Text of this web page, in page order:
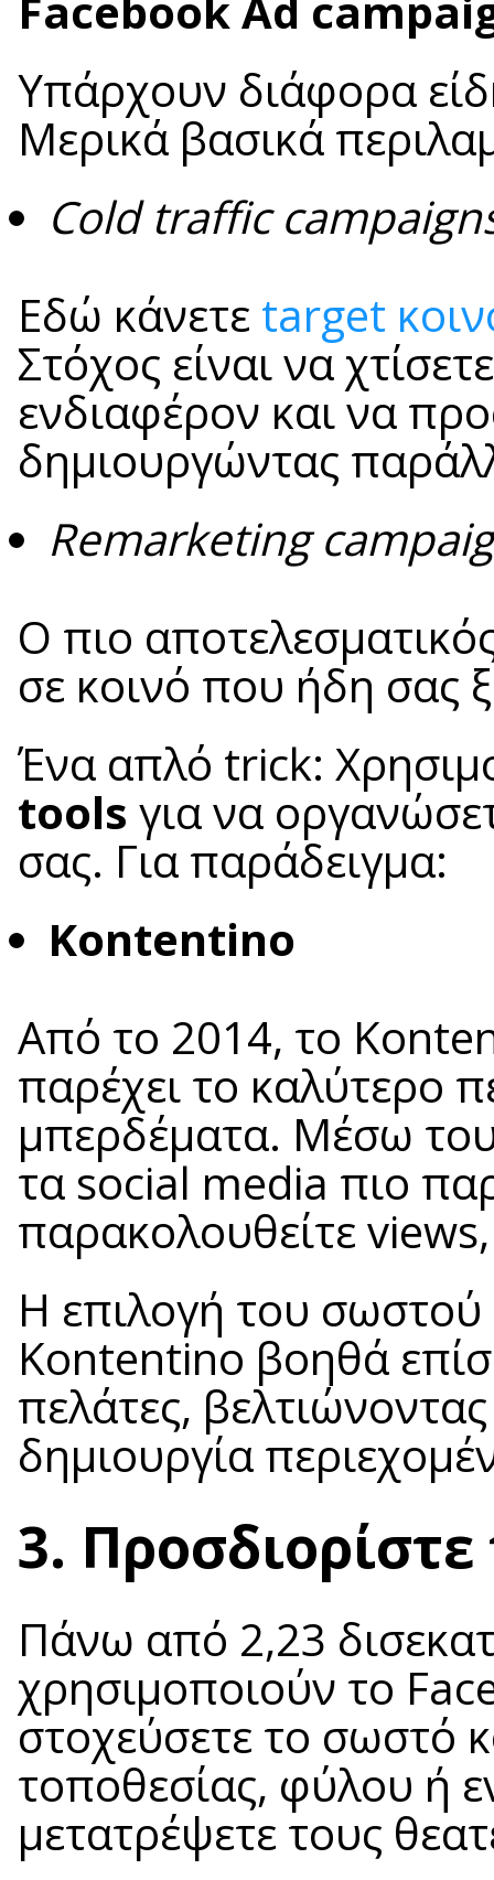
Υπάρχουν διάφορα
Μερικά βασικά
Cold traffic
Εδώ κάνετε target
Στόχος είναι να
ενδιαφέρον και να
δημιουργώντας
Remarketing
Ο πιο
σε κοινό που ήδη σας
Ένα απλό trick:
tools για να
σας. Για παράδειγμα:
Kontentino
Από το 2014, το
παρέχει το καλύτερο
μπερδέματα. Μέσω
τα social media πιο
παρακολουθείτε
Η επιλογή του σωστού
Kontentino βοηθά
πελάτες,
δημιουργία
3.
Πάνω από 2,23
χρησιμοποιούν το
στοχεύσετε το σωστό
τοποθεσίας, φύλου ή
μετατρέψετε τους